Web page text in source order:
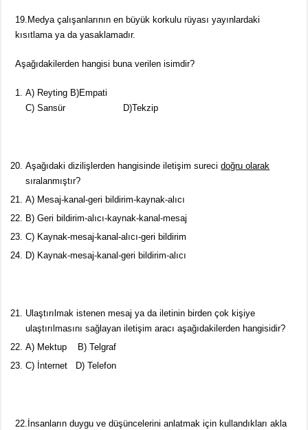
19.Medya çalışanlarının en büyük korkulu rüyası yayınlardaki
kısıtlama ya da yasaklamadır.
Aşağıdakilerden hangisi buna verilen isimdir?
A) Reyting B)Empati
C) Sansür D)Tekzip
Aşağıdaki dizilişlerden hangisinde iletişim surecidoğru olarak
sıralanmıştır?
A) Mesaj-kanal-geri bildirim-kaynak-alıcı
B) Geri bildirim-alıcı-kaynak-kanal-mesaj
C) Kaynak-mesaj-kanal-alıcı-geri bildirim
D) Kaynak-mesaj-kanal-geri bildirim-alıcı
Ulaştırılmak istenen mesaj ya da iletinin birden çok kişiye
ulaştırılmasını sağlayan iletişim aracı aşağıdakilerden hangisidir?
A) Mektup B) Telgraf
C) İnternet D) Telefon
22.İnsanların duygu ve düşüncelerini anlatmak için kullandıkları akla